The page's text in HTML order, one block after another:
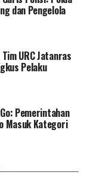
M.H.
S.H.
ini merupakan
menegakkan
bentuk
pertambangan
yang terbukti
dan proses
kami jelas,
secara
dan Pengelola
URC Jatanras
Pelaku
Pemerintahan
Masuk Kategori